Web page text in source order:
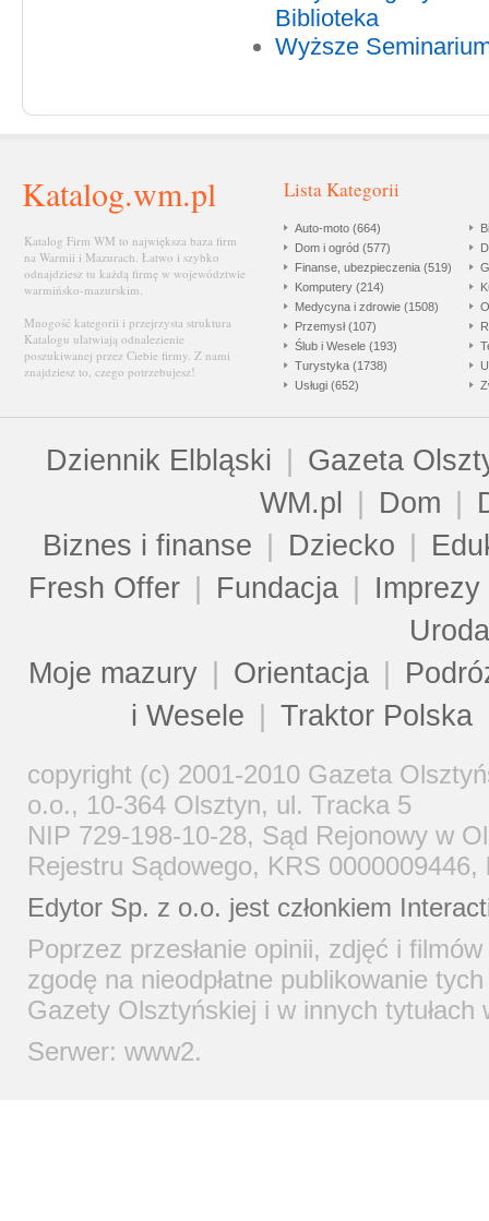
Biblioteka
Wyższe
Katalog.wm.pl
Katalog Firm WM to największa baza firm
na Warmii i Mazurach. Łatwo i szybko
odnajdziesz tu każdą firmę w województwie
warmińsko-mazurskim.
Mnogość kategorii i przejrzysta struktura
Katalogu ułatwiają odnalezienie
poszukiwanej przez Ciebie firmy. Z nami
znajdziesz to, czego potrzebujesz!
Lista Kategorii
Auto-moto (664)
Dom i ogród (577)
Finanse, ubezpieczenia (519)
Komputery (214)
Medycyna i zdrowie (1508)
Przemysł (107)
Ślub i Wesele (193)
Turystyka (1738)
Usługi (652)
Dziennik Elbląski
Gazeta
WM.pl
Dom
Biznes i finanse
Dziecko
Fresh Offer
Fundacja Imprezy
Uroda
Moje mazury
Orientacja
i Wesele
Traktor Polska
copyright (c) 2001-2010 Gazeta
o.o., 10-364 Olsztyn, ul. Tracka 5
NIP 729-198-10-28, Sąd Rejonowy w
Rejestru Sądowego, KRS 0000009446,
Edytor Sp. z o.o. jest członkiem
Poprzez przesłanie opinii, zdjęć i
zgodę na nieodpłatne publikowanie
Gazety Olsztyńskiej i w innych
Serwer: www2.